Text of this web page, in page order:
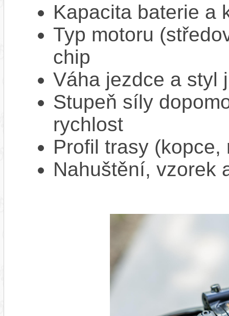
Kapacita baterie a
Typ motoru
chip
Váha jezdce a styl
Stupeň síly
rychlost
Profil trasy
Nahuštění, vzorek